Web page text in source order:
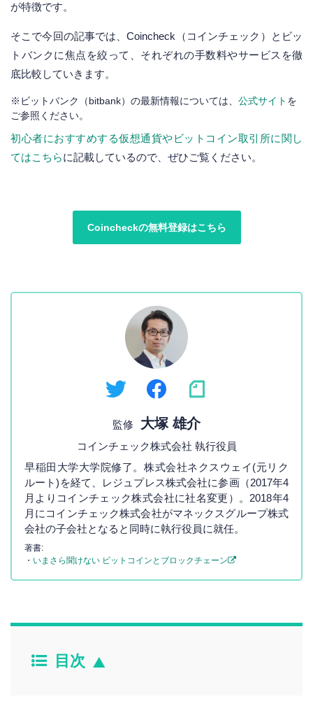
が特徴です。
そこで今回の記事では、Coincheck（コインチェック）とビッ
トバンクに焦点を絞って、それぞれの手数料やサービスを徹
底比較していきます。
※ビットバンク（bitbank）の最新情報については、 公式サイト を
ご参照ください。
初心者におすすめする仮想通貨やビットコイン取引所に関し
てはこちらに記載しているので、ぜひご覧ください。
Coincheckの無料登録はこちら
監修 大塚 雄介
コインチェック株式会社 執行役員
早稲田大学大学院修了。株式会社ネクスウェイ(元リク
ルート)を経て、レジュプレス株式会社に参画（2017年4
月よりコインチェック株式会社に社名変更）。2018年4
月にコインチェック株式会社がマネックスグループ株式
会社の子会社となると同時に執行役員に就任。
著書:
・ いまさら聞けない ビットコインとブロックチェーン
目次